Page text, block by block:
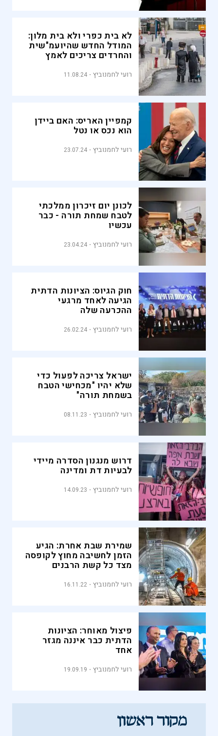
לא בית כפרי ולא בית מלון:
המודל החדש שהיועמ"שית
והחרדים צריכים לאמץ
רועי לחמנוביץ 11.08.24
קמפיין האריס: האם ביידן
הוא נכס או נטל
רועי לחמנוביץ 23.07.24
לכונן יום זיכרון ממלכתי
לטבח שמחת תורה - כבר
עכשיו
רועי לחמנוביץ 23.04.24
חוק הגיוס: הציונות הדתית
הגיעה לאחד מרגעי
ההכרעה שלה
רועי לחמנוביץ 26.02.24
ישראל צריכה לפעול כדי
שלא יהיו "מכחישי הטבח
בשמחת תורה"
רועי לחמנוביץ 08.11.23
דרוש מנגנון הסדרה מיידי
לבעיות דת ומדינה
רועי לחמנוביץ 14.09.23
שמירת שבת אחרת: הגיע
הזמן לחשיבה מחוץ לקופסה
מצד כל קשת הרבנים
רועי לחמנוביץ 16.11.22
פיצול מאוחר: הציונות
הדתית כבר איננה מגזר
אחד
רועי לחמנוביץ 19.09.19